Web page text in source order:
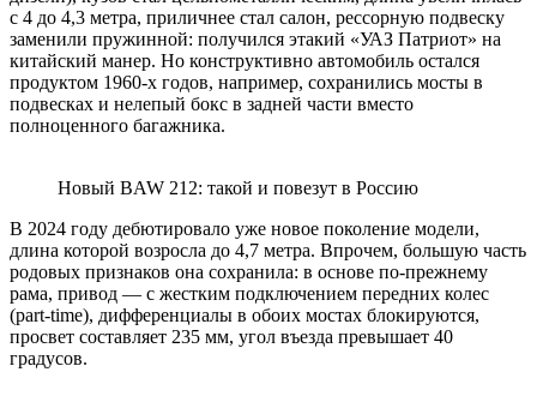
с 4 до 4,3 метра, приличнее стал салон, рессорную подвеску
заменили пружинной: получился этакий «УАЗ Патриот» на
китайский манер. Но конструктивно автомобиль остался
продуктом 1960-х годов, например, сохранились мосты в
подвесках и нелепый бокс в задней части вместо
полноценного багажника.
Новый BAW 212: такой и повезут в Россию
В 2024 году дебютировало уже новое поколение модели,
длина которой возросла до 4,7 метра. Впрочем, большую часть
родовых признаков она сохранила: в основе по-прежнему
рама, привод — с жестким подключением передних колес
(part-time), дифференциалы в обоих мостах блокируются,
просвет составляет 235 мм, угол въезда превышает 40
градусов.